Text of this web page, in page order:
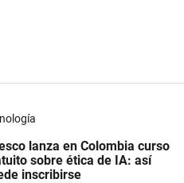
lanza en Colombia curso
sobre ética de IA: así
inscribirse